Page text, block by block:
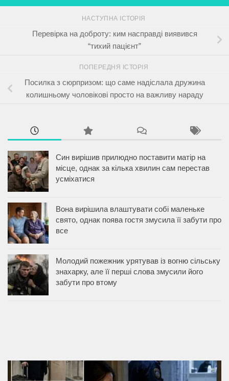
НАСТУПНА ІСТОРІЯ
Перевірка на доброту: ким насправді виявився
“тихий пацієнт”
ПОПЕРЕДНЯ ІСТОРІЯ
Посилка з сюрпризом: що саме надіслала дружина
колишньому чоловікові просто на важливу нараду
Син вирішив прилюдно поставити матір на
місце, однак за кілька хвилин сам перестав
усміхатися
Вона вирішила влаштувати собі маленьке
свято, однак поява гостя змусила її забути про
все
Молодий пожежник урятував із вогню сільську
знахарку, але її перші слова змусили його
забути про втому